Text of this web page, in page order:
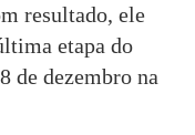
resultado, ele
etapa do
de dezembro na